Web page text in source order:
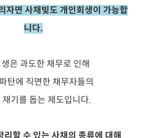
자면 사채빚도 개인회생이 가능합
니다.
은 과도한 채무로 인해
탄에 직면한 채무자들의
재기를 돕는 제도입니다.
리할 수 있는 사채의 종류에 대해